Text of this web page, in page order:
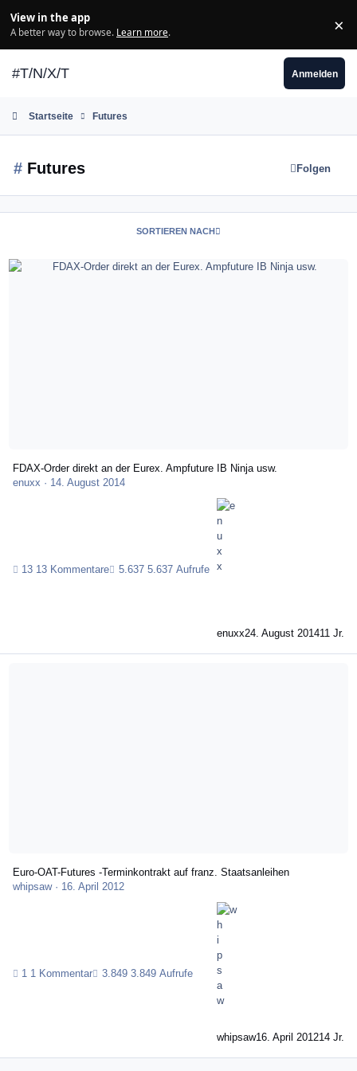
View in the app
A better way to browse. Learn more. ×
#T/N/X/T Anmelden
Startseite Futures
#Futures Folgen
SORTIEREN NACH
FDAX-Order direkt an der Eurex. Ampfuture IB Ninja usw.
FDAX-Order direkt an der Eurex. Ampfuture IB Ninja usw.
enuxx · 14. August 2014
13 Kommentare 5.637 Aufrufe
enuxx24. August 201411 Jr.
Euro-OAT-Futures -Terminkontrakt auf franz. Staatsanleihen
whipsaw· 16. April 2012
1 Kommentar 3.849 Aufrufe
whipsaw16. April 201214 Jr.